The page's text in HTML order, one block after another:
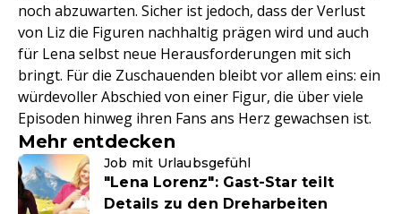
noch abzuwarten. Sicher ist jedoch, dass der Verlust
von Liz die Figuren nachhaltig prägen wird und auch
für Lena selbst neue Herausforderungen mit sich
bringt. Für die Zuschauenden bleibt vor allem eins: ein
würdevoller Abschied von einer Figur, die über viele
Episoden hinweg ihren Fans ans Herz gewachsen ist.
Mehr entdecken
Job mit Urlaubsgefühl
"Lena Lorenz": Gast-Star teilt
Details zu den Dreharbeiten